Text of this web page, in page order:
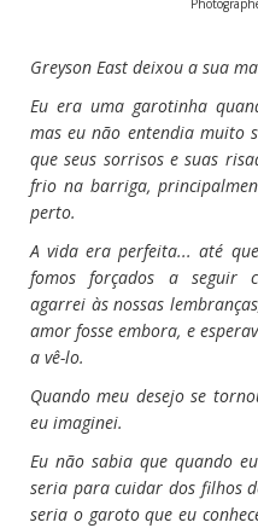
Greyson East deixou a sua
Eu era uma garotinha
mas eu não entendia muito
que seus sorrisos e suas
frio na barriga,
perto.
A vida era perfeita... até
fomos forçados a seguir
agarrei às nossas
amor fosse embora, e
a vê-lo.
Quando meu desejo se
eu imaginei.
Eu não sabia que quando
seria para cuidar dos filhos
seria o garoto que eu